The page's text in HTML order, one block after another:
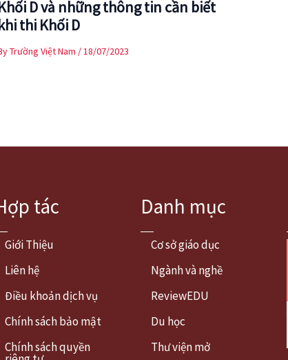
D và những thông tin cần biết
thi Khối D
Trường Việt Nam / 18/07/2023
tác
Giới Thiệu
Liên hệ
Điều khoản dịch vụ
Chính sách bảo mật
Chính sách quyền
Danh mục
Cơ sở giáo dục
Ngành và nghề
ReviewEDU
Du học
Thư viện mở